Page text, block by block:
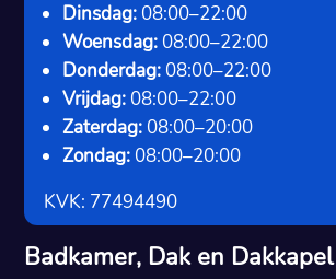
Dinsdag: 08:00–22:00
Woensdag: 08:00–22:00
Donderdag: 08:00–22:00
Vrijdag: 08:00–22:00
Zaterdag: 08:00–20:00
Zondag: 08:00–20:00
KVK: 77494490
Badkamer, Dak en Dakkapel